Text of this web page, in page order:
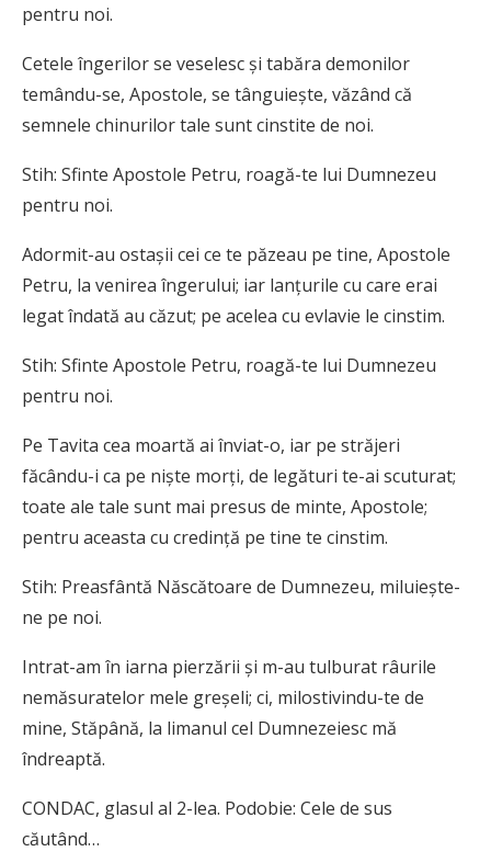
pentru noi.
Cetele îngerilor se veselesc şi tabăra demonilor
temându-se, Apostole, se tânguieşte, văzând că
semnele chinurilor tale sunt cinstite de noi.
Stih: Sfinte Apostole Petru, roagă-te lui Dumnezeu
pentru noi.
Adormit-au ostaşii cei ce te păzeau pe tine, Apostole
Petru, la venirea îngerului; iar lanţurile cu care erai
legat îndată au căzut; pe acelea cu evlavie le cinstim.
Stih: Sfinte Apostole Petru, roagă-te lui Dumnezeu
pentru noi.
Pe Tavita cea moartă ai înviat-o, iar pe străjeri
făcându-i ca pe nişte morţi, de legături te-ai scuturat;
toate ale tale sunt mai presus de minte, Apostole;
pentru aceasta cu credinţă pe tine te cinstim.
Stih: Preasfântă Născătoare de Dumnezeu, miluieşte-
ne pe noi.
Intrat-am în iarna pierzării şi m-au tulburat râurile
nemăsu­ratelor mele greşeli; ci, milostivindu-te de
mine, Stăpână, la limanul cel Dumnezeiesc mă
îndreaptă.
CONDAC, glasul al 2-lea. Podobie: Cele de sus
căutând…